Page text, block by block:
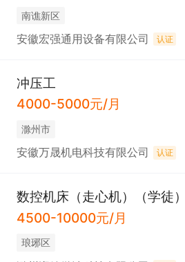
南谯新区
安徽宏强通用设备有限公司 认证
冲压工
4000-5000元/月
滁州市
安徽万晟机电科技有限公司 认证
数控机床（走心机）（学徒）
4500-10000元/月
琅琊区